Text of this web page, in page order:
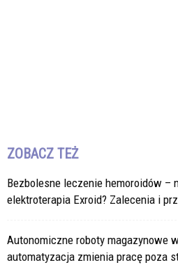
ZOBACZ TEŻ
Bezbolesne leczenie hemoroidów –
elektroterapia Exroid? Zalecenia i
Autonomiczne roboty magazynowe
automatyzacja zmienia pracę poza